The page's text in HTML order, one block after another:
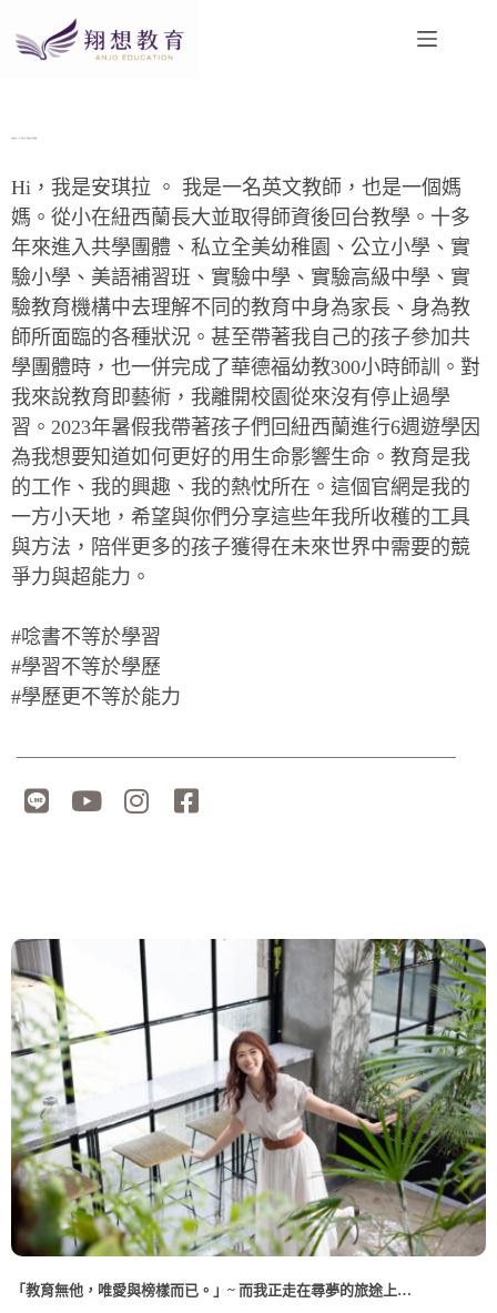
Hi，我是安琪拉 。 我是一名英文教師，也是一個媽
媽。從小在紐西蘭長大並取得師資後回台教學。十多
年來進入共學團體、私立全美幼稚園、公立小學、實
驗小學、美語補習班、實驗中學、實驗高級中學、實
驗教育機構中去理解不同的教育中身為家長、身為教
師所面臨的各種狀況。甚至帶著我自己的孩子參加共
學團體時，也一併完成了華德福幼教300小時師訓。對
我來說教育即藝術，我離開校園從來沒有停止過學
習。2023年暑假我帶著孩子們回紐西蘭進行6週遊學因
為我想要知道如何更好的用生命影響生命。教育是我
的工作、我的興趣、我的熱忱所在。這個官網是我的
一方小天地，希望與你們分享這些年我所收穫的工具
與方法，陪伴更多的孩子獲得在未來世界中需要的競
爭力與超能力。
#唸書不等於學習
#學習不等於學歷
#學歷更不等於能力
「教育無他，唯愛與榜樣而已。」~ 而我正走在尋夢的旅途上…